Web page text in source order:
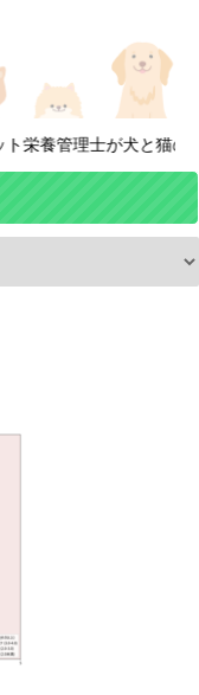
栄養管理士が犬と猫の